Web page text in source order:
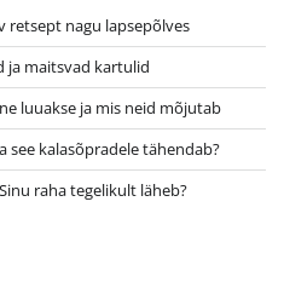
retsept nagu lapsepõlves
ja maitsvad kartulid
luuakse ja mis neid mõjutab
see kalasõpradele tähendab?
raha tegelikult läheb?